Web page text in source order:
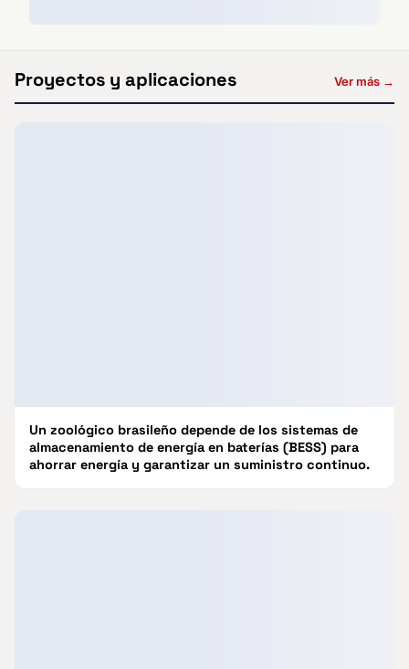
Proyectos y aplicaciones Ver más →
Un zoológico brasileño depende de los sistemas de
almacenamiento de energía en baterías (BESS) para
ahorrar energía y garantizar un suministro continuo.